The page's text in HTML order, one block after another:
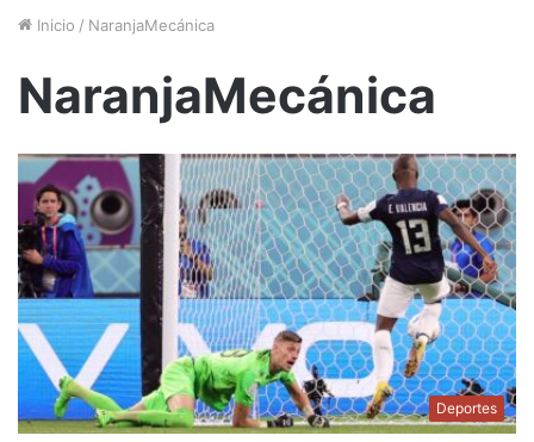
Inicio / NaranjaMecánica
NaranjaMecánica
Deportes